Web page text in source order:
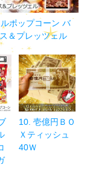
ポップコーン バ
＆プレッツェル
10. 壱億円ＢＯ
Ｘティッシュ
40Ｗ